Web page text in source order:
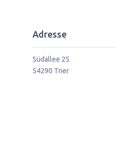
Adresse
Südallee 25
54290 Trier